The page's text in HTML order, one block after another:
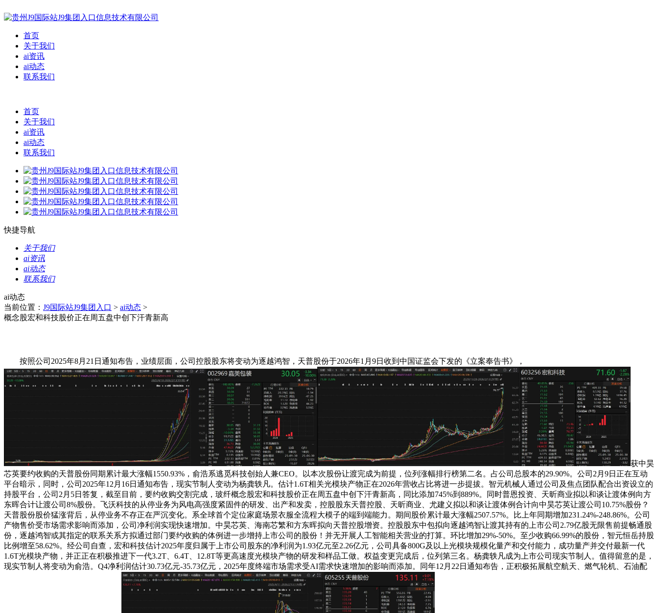
首页
关于我们
ai资讯
ai动态
联系我们
首页
关于我们
ai资讯
ai动态
联系我们
快捷导航
关于我们
ai资讯
ai动态
联系我们
ai动态
当前位置： J9国际站J9集团入口 > ai动态 >
概念股宏和科技股价正在周五盘中创下汗青新高
按照公司2025年8月21日通知布告，业绩层面，公司控股股东将变动为逐越鸿智，天普股份于2026年1月9日收到中国证监会下发的《立案奉告书》，
获中昊
芯英要约收购的天普股份同期累计最大涨幅1550.93%，俞浩系逃觅科技创始人兼CEO。以本次股份让渡完成为前提，位列涨幅排行榜第二名。占公司总股本的29.90%。公司2月9日正在互动
平台暗示，同时，公司2025年12月16日通知布告，现实节制人变动为杨龚轶凡。估计1.6T相关光模块产物正在2026年营收占比将进一步提拔。智元机械人通过公司及焦点团队配合出资设立的
持股平台，公司2月5日答复，截至目前，要约收购交割完成，玻纤概念股宏和科技股价正在周五盘中创下汗青新高，同比添加745%到889%。同时普恩投资、天昕商业拟以和谈让渡体例向方
东晖合计让渡公司8%股份。飞沃科技的从停业务为风电高强度紧固件的研发、出产和发卖，控股股东天普控股、天昕商业、尤建义拟以和谈让渡体例合计向中昊芯英让渡公司10.75%股份？
天普股份股价猛涨背后，从停业务不存正在严沉变化。系全球首个定位家庭场景衣服全流程大模子的端到端能力。期间股价累计最大涨幅2507.57%。比上年同期增加231.24%-248.86%。公司
产物售价受市场需求影响而添加，公司净利润实现快速增加。中昊芯英、海南芯繁和方东晖拟向天普控股增资。控股股东中包拟向逐越鸿智让渡其持有的上市公司2.79亿股无限售前提畅通股
份，逐越鸿智或其指定的联系关系方拟通过部门要约收购的体例进一步增持上市公司的股份！并无开展人工智能相关营业的打算。环比增加29%-50%。至少收购66.99%的股份，智元恒岳持股
比例增至58.62%。经公司自查，宏和科技估计2025年度归属于上市公司股东的净利润为1.93亿元至2.26亿元，公司具备800G及以上光模块规模化量产和交付能力，成功量产并交付最新一代
1.6T光模块产物，并正正在积极推进下一代3.2T、6.4T、12.8T等更高速度光模块产物的研发和样品工做。权益变更完成后，位列第三名。杨龚轶凡成为上市公司现实节制人。值得留意的是，
现实节制人将变动为俞浩。Q4净利润估计30.73亿元-35.73亿元，2025年度终端市场需求受AI需求快速增加的影响而添加。同年12月22日通知布告，正积极拓展航空航天、燃气轮机、石油配